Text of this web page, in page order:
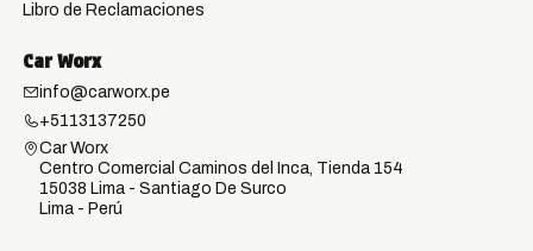
Libro de Reclamaciones
Car Worx
info@carworx.pe
+5113137250
Car Worx
Centro Comercial Caminos del Inca, Tienda 154
15038 Lima - Santiago De Surco
Lima - Perú